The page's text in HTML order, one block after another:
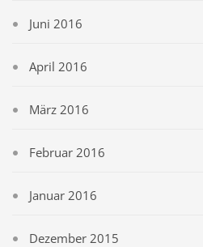
Juni 2016
April 2016
März 2016
Februar 2016
Januar 2016
Dezember 2015